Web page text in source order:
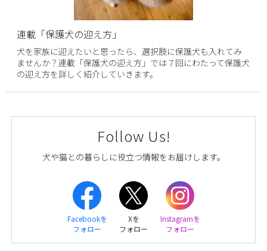
連載「保護犬の迎え方」
犬を家族に迎えたいと思ったら、選択肢に保護犬も入れてみ
ませんか？連載「保護犬の迎え方」では７回にわたって保護犬
の迎え方を詳しく紹介していきます。
Follow Us!
犬や猫との暮らしに役立つ情報をお届けします。
Facebookを
フォロー
Xを
フォロー
Instagramを
フォロー